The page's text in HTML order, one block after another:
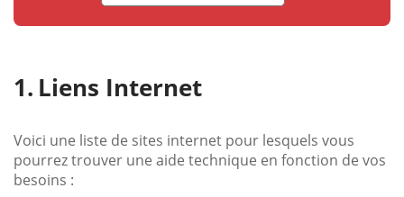
Liens Internet
Voici une liste de sites internet pour lesquels vous
pourrez trouver une aide technique en fonction de vos
besoins :